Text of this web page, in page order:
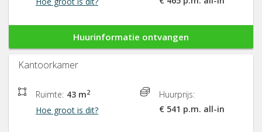
Huurinformatie ontvangen
Kantoorkamer
Ruimte: 43 m2
Hoe groot is dit?
Huurprijs:
€ 541 p.m. all-in